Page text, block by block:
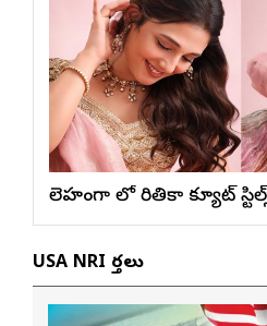
లెహంగా లో రితికా క్యూట్
USA NRI వార్తలు